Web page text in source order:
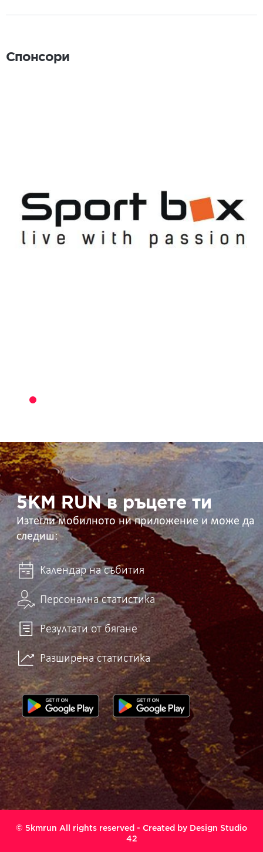
Спонсори
5KM
RUN
в
ръцете
ти 5KM RUN в ръцете ти
Изтегли мобилното ни приложение и може да
следиш:
Календар на събития
Персонална статистика
Резултати от бягане
Разширена статистика
© 5kmrun All rights reserved - Created by Design Studio
42